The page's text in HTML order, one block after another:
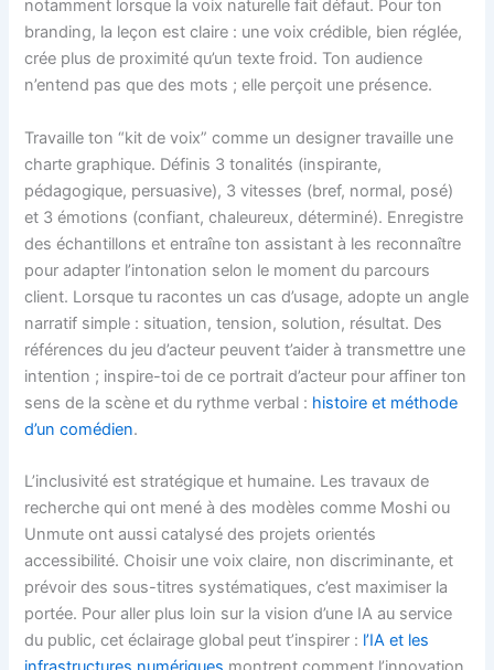
notamment lorsque la voix naturelle fait défaut. Pour ton
branding, la leçon est claire : une voix crédible, bien réglée,
crée plus de proximité qu’un texte froid. Ton audience
n’entend pas que des mots ; elle perçoit une présence.
Travaille ton “kit de voix” comme un designer travaille une
charte graphique. Définis 3 tonalités (inspirante,
pédagogique, persuasive), 3 vitesses (bref, normal, posé)
et 3 émotions (confiant, chaleureux, déterminé). Enregistre
des échantillons et entraîne ton assistant à les reconnaître
pour adapter l’intonation selon le moment du parcours
client. Lorsque tu racontes un cas d’usage, adopte un angle
narratif simple : situation, tension, solution, résultat. Des
références du jeu d’acteur peuvent t’aider à transmettre une
intention ; inspire-toi de ce portrait d’acteur pour affiner ton
sens de la scène et du rythme verbal : histoire et méthode
d’un comédien.
L’inclusivité est stratégique et humaine. Les travaux de
recherche qui ont mené à des modèles comme Moshi ou
Unmute ont aussi catalysé des projets orientés
accessibilité. Choisir une voix claire, non discriminante, et
prévoir des sous-titres systématiques, c’est maximiser la
portée. Pour aller plus loin sur la vision d’une IA au service
du public, cet éclairage global peut t’inspirer : l’IA et les